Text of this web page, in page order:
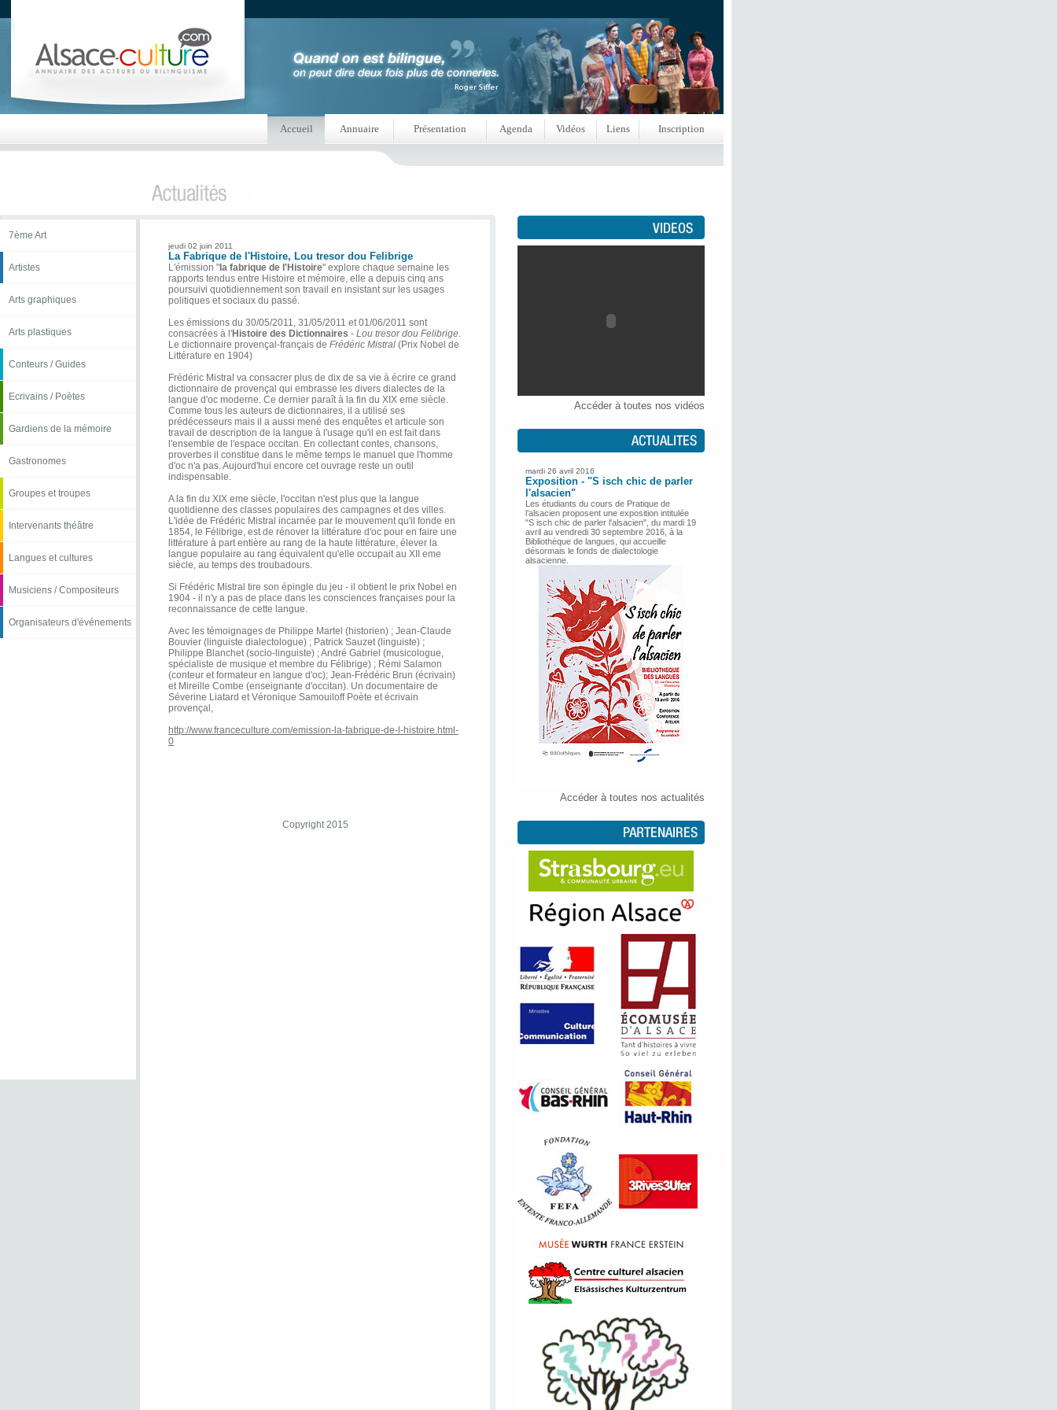
Accueil Annuaire Présentation Agenda Vidéos Liens Inscription
7ème Art
Artistes
Arts graphiques
Arts plastiques
Conteurs / Guides
Ecrivains / Poètes
Gardiens de la mémoire
Gastronomes
Groupes et troupes
Intervenants théâtre
Langues et cultures
Musiciens / Compositeurs
Organisateurs d'événements
jeudi 02 juin 2011
La Fabrique de l'Histoire, Lou tresor dou Felibrige
L'émission " la fabrique de l'Histoire" explore chaque semaine les
rapports tendus entre Histoire et mémoire, elle a depuis cinq ans
poursuivi quotidiennement son travail en insistant sur les usages
politiques et sociaux du passé.
Les émissions du 30/05/2011, 31/05/2011 et 01/06/2011 sont
consacrées à l'Histoire des Dictionnaires - Lou tresor dou Felibrige.
Le dictionnaire provençal-français de Frédéric Mistral (Prix Nobel de
Littérature en 1904)
Frédéric Mistral va consacrer plus de dix de sa vie à écrire ce grand
dictionnaire de provençal qui embrasse les divers dialectes de la
langue d'oc moderne. Ce dernier paraît à la fin du XIX eme siècle.
Comme tous les auteurs de dictionnaires, il a utilisé ses
prédécesseurs mais il a aussi mené des enquêtes et articule son
travail de description de la langue à l'usage qu'il en est fait dans
l'ensemble de l'espace occitan. En collectant contes, chansons,
proverbes il constitue dans le même temps le manuel que l'homme
d'oc n'a pas. Aujourd'hui encore cet ouvrage reste un outil
indispensable.
A la fin du XIX eme siècle, l'occitan n'est plus que la langue
quotidienne des classes populaires des campagnes et des villes.
L'idée de Frédéric Mistral incarnée par le mouvement qu'il fonde en
1854, le Félibrige, est de rénover la littérature d'oc pour en faire une
littérature à part entière au rang de la haute littérature, élever la
langue populaire au rang équivalent qu'elle occupait au XII eme
siècle, au temps des troubadours.
Si Frédéric Mistral tire son épingle du jeu - il obtient le prix Nobel en
1904 - il n'y a pas de place dans les consciences françaises pour la
reconnaissance de cette langue.
Avec les témoignages de Philippe Martel (historien) ; Jean-Claude
Bouvier (linguiste dialectologue) ; Patrick Sauzet (linguiste) ;
Philippe Blanchet (socio-linguiste) ; André Gabriel (musicologue,
spécialiste de musique et membre du Félibrige) ; Rémi Salamon
(conteur et formateur en langue d'oc); Jean-Frédéric Brun (écrivain)
et Mireille Combe (enseignante d'occitan). Un documentaire de
Séverine Liatard et Véronique Samouiloff Poète et écrivain
provençal,
http://www.franceculture.com/emission-la-fabrique-de-l-histoire.html-
0
Copyright 2015
Accéder à toutes nos vidéos
mardi 26 avril 2016
Exposition - "S isch chic de parler
l'alsacien"
Les étudiants du cours de Pratique de
l’alsacien proposent une exposition intitulée
"S isch chic de parler l'alsacien", du mardi 19
avril au vendredi 30 septembre 2016, à la
Bibliothèque de langues, qui accueille
désormais le fonds de dialectologie
alsacienne.
Accéder à toutes nos actualités